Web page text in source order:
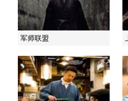
军师联盟